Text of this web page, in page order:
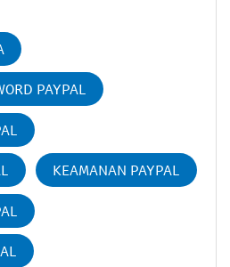
PAYPAL
KEAMANAN PAYPAL